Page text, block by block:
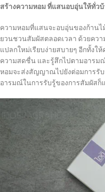
สร้างความหอม ที่แสนอบอุ่นให้ทั่ว
ความหอมที่แสนจะอบอุ่นของก้านไ
ยวนชวนสัมผัสตลอดเวลา ด้วยคว
แปลกใหม่เรียบง่ายสบายๆ อีกทั้ง
ความสดชื่น และรู้สึกไปตามอารม
หอมจะส่งสัญญาณไปยังต่อมการรับ
อารมณ์ในการรับรู้ของการสัมผัสก็